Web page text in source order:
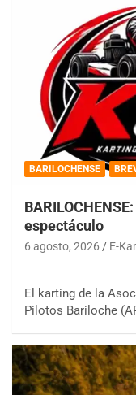
BARILOCHENSE
espectáculo
6 agosto, 2026 E-
El karting de la
Pilotos Bariloche